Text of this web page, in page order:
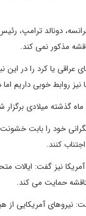
دونالد ترامپ،
مذکور نمی کند.
یا کرد را در این
نیز روابط خوبی داریم
ماه گذشته میلادی
نگرانی خود را بابت
کنند.
نیز گفت:
حمایت می کند.
نیروهای